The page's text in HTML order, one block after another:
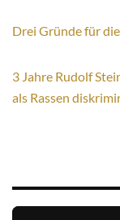
Drei Gründe für
3 Jahre Rudolf
als Rassen